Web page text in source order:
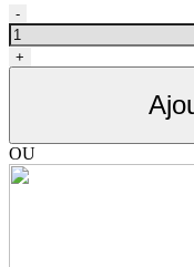
quantité
de
Chargeur
tondeuse
-
+
OU